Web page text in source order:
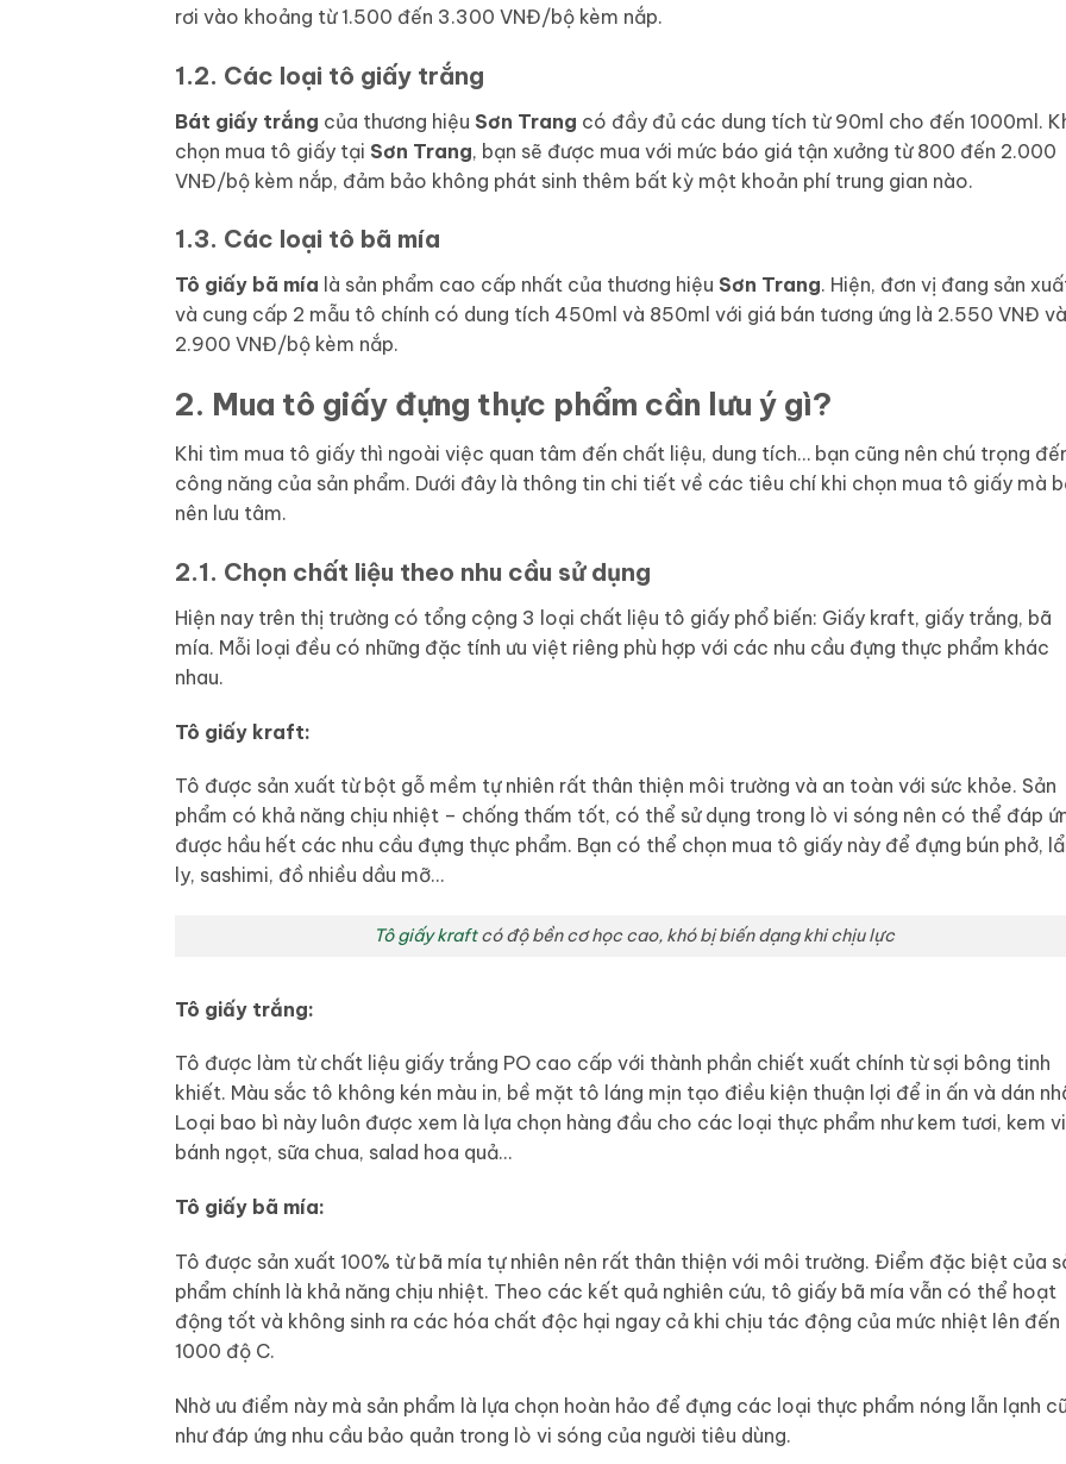
rơi vào khoảng từ 1.500 đến 3.300 VNĐ/bộ kèm nắp.
1.2. Các loại tô giấy trắng
Bát giấy trắng của thương hiệu Sơn Trang có đầy đủ các dung tích từ 90ml cho đến 1000ml.
chọn mua tô giấy tại Sơn Trang, bạn sẽ được mua với mức báo giá tận xưởng từ 800 đến 2.000
VNĐ/bộ kèm nắp, đảm bảo không phát sinh thêm bất kỳ một khoản phí trung gian nào.
1.3. Các loại tô bã mía
Tô giấy bã mía là sản phẩm cao cấp nhất của thương hiệu Sơn Trang. Hiện, đơn vị đang sản
và cung cấp 2 mẫu tô chính có dung tích 450ml và 850ml với giá bán tương ứng là 2.550 VNĐ và
2.900 VNĐ/bộ kèm nắp.
2. Mua tô giấy đựng thực phẩm cần lưu ý gì?
Khi tìm mua tô giấy thì ngoài việc quan tâm đến chất liệu, dung tích… bạn cũng nên chú trọng
công năng của sản phẩm. Dưới đây là thông tin chi tiết về các tiêu chí khi chọn mua tô giấy mà
nên lưu tâm.
2.1. Chọn chất liệu theo nhu cầu sử dụng
Hiện nay trên thị trường có tổng cộng 3 loại chất liệu tô giấy phổ biến: Giấy kraft, giấy trắng, bã
mía. Mỗi loại đều có những đặc tính ưu việt riêng phù hợp với các nhu cầu đựng thực phẩm khác
nhau.
Tô giấy kraft:
Tô được sản xuất từ bột gỗ mềm tự nhiên rất thân thiện môi trường và an toàn với sức khỏe. Sản
phẩm có khả năng chịu nhiệt – chống thấm tốt, có thể sử dụng trong lò vi sóng nên có thể đáp
được hầu hết các nhu cầu đựng thực phẩm. Bạn có thể chọn mua tô giấy này để đựng bún phở,
ly, sashimi, đồ nhiều dầu mỡ…
Tô giấy kraftcó độ bền cơ học cao, khó bị biến dạng khi chịu lực
Tô giấy trắng:
Tô được làm từ chất liệu giấy trắng PO cao cấp với thành phần chiết xuất chính từ sợi bông tinh
khiết. Màu sắc tô không kén màu in, bề mặt tô láng mịn tạo điều kiện thuận lợi để in ấn và dán
Loại bao bì này luôn được xem là lựa chọn hàng đầu cho các loại thực phẩm như kem tươi, kem
bánh ngọt, sữa chua, salad hoa quả…
Tô giấy bã mía:
Tô được sản xuất 100% từ bã mía tự nhiên nên rất thân thiện với môi trường. Điểm đặc biệt của
phẩm chính là khả năng chịu nhiệt. Theo các kết quả nghiên cứu, tô giấy bã mía vẫn có thể hoạt
động tốt và không sinh ra các hóa chất độc hại ngay cả khi chịu tác động của mức nhiệt lên đến
1000 độ C.
Nhờ ưu điểm này mà sản phẩm là lựa chọn hoàn hảo để đựng các loại thực phẩm nóng lẫn lạnh
như đáp ứng nhu cầu bảo quản trong lò vi sóng của người tiêu dùng.